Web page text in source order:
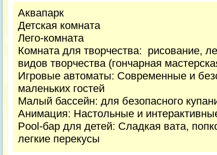
Аквапарк
Детская комната
Лего-комната
Комната для творчества: рисование,
видов творчества (гончарная
Игровые автоматы: Современные и
маленьких гостей
Малый бассейн: для безопасного
Анимация: Настольные и
Pool-бар для детей: Сладкая вата,
легкие перекусы